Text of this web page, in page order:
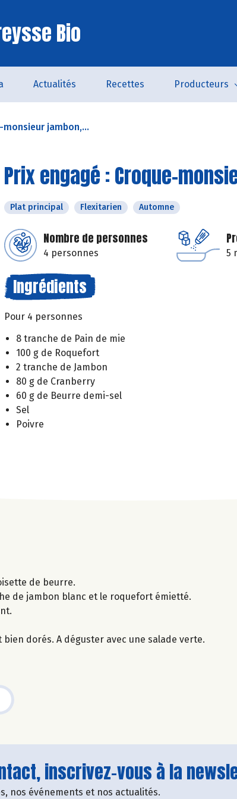
Bio
Actualités Recettes Producteurs
monsieur jambon,...
Prix engagé : Croque-
Plat principal Flexitarien Automne
Nombre de personnes
4 personnes 5
Ingrédients
Pour 4 personnes
8 tranche de Pain de mie
100 g de Roquefort
2 tranche de Jambon
80 g de Cranberry
60 g de Beurre demi-sel
Sel
Poivre
de beurre.
de jambon blanc et le roquefort émietté.
dorés. A déguster avec une salade verte.
inscrivez-vous à la
nos événements et nos actualités.